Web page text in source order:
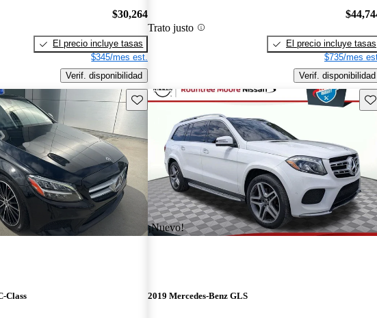
$30,264
El precio incluye tasas
$345/mes est.
Verif. disponibilidad
Trato justo
El precio incluye tasas
$735/mes
Verif. disponibilidad
Guarda este Aviso
Class
¡Nuevo!
2019 Mercedes-Benz GLS